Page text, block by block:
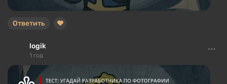
Ответить
logik
1 год